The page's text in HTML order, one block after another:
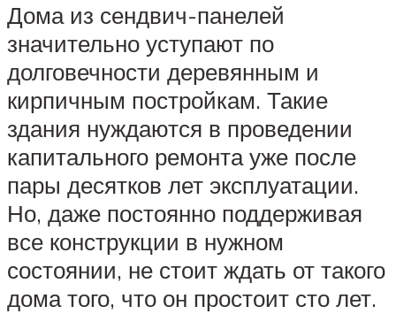
Дома из сендвич-панелей
значительно уступают по
долговечности деревянным и
кирпичным постройкам. Такие
здания нуждаются в проведении
капитального ремонта уже после
пары десятков лет эксплуатации.
Но, даже постоянно поддерживая
все конструкции в нужном
состоянии, не стоит ждать от такого
дома того, что он простоит сто лет.